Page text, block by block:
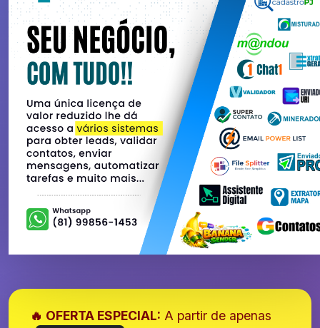
🔥 OFERTA ESPECIAL: A partir de apenas